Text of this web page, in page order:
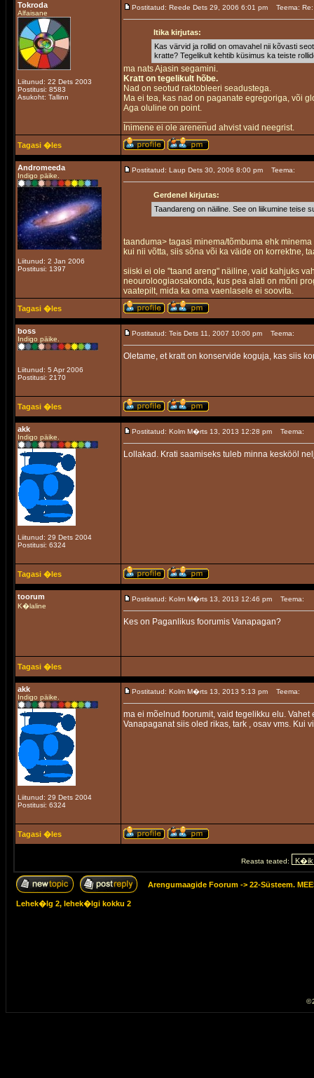
Tokroda
Alfaisane
Liitunud: 22 Dets 2003
Postitusi: 8583
Asukoht: Tallinn
Postitatud: Reede Dets 29, 2006 6:01 pm Teema:
Itika kirjutas:
Kas värvid ja rollid on omavahel nii kõvasti
kratte? Tegelikult kehtib küsimus ka teiste
ma nats Ajasin segamini.
Kratt on tegelikult hõbe.
Nad on seotud raktobleeri seadustega.
Ma ei tea, kas nad on paganate egregoriga, või
Aga oluline on point.
Inimene ei ole arenenud ahvist vaid neegrist.
Tagasi �les
Andromeeda
Indigo päike.
Liitunud: 2 Jan 2006
Postitusi: 1397
Postitatud: Laup Dets 30, 2006 8:00 pm Teema:
Gerdenel kirjutas:
Taandareng on näiline. See on liikumine teise
taanduma> tagasi minema/tõmbuma ehk
kui nii võtta, siis sõna või ka väide on korrektne,
siiski ei ole "taand areng" näiline, vaid kahjuks
neouroloogiaosakonda, kus pea alati on mõni
vaatepilt, mida ka oma vaenlasele ei soovita.
Tagasi �les
boss
Indigo päike.
Liitunud: 5 Apr 2006
Postitusi: 2170
Postitatud: Teis Dets 11, 2007 10:00 pm Teema:
Oletame, et kratt on konservide koguja, kas siis
Tagasi �les
akk
Indigo päike.
Liitunud: 29 Dets 2004
Postitusi: 6324
Postitatud: Kolm M�rts 13, 2013 12:28 pm Teema:
Lollakad. Krati saamiseks tuleb minna keskööl
Tagasi �les
toorum
K�laline
Postitatud: Kolm M�rts 13, 2013 12:46 pm Teema:
Kes on Paganlikus foorumis Vanapagan?
Tagasi �les
akk
Indigo päike.
Liitunud: 29 Dets 2004
Postitusi: 6324
Postitatud: Kolm M�rts 13, 2013 5:13 pm Teema:
ma ei mõelnud foorumit, vaid tegelikku elu.
Vanapaganat siis oled rikas, tark , osav vms. Kui
Tagasi �les
Reasta teated:
Arengumaagide Foorum -> 22-Süsteem.
Lehek�lg 2, lehek�lgi kokku 2
©